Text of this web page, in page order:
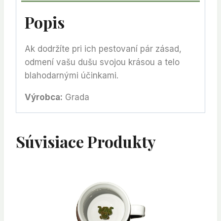
Popis
Ak dodržíte pri ich pestovaní pár zásad,
odmení vašu dušu svojou krásou a telo
blahodarnými účinkami.
Výrobca: Grada
Súvisiace Produkty